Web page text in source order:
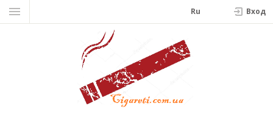
Ru Вход